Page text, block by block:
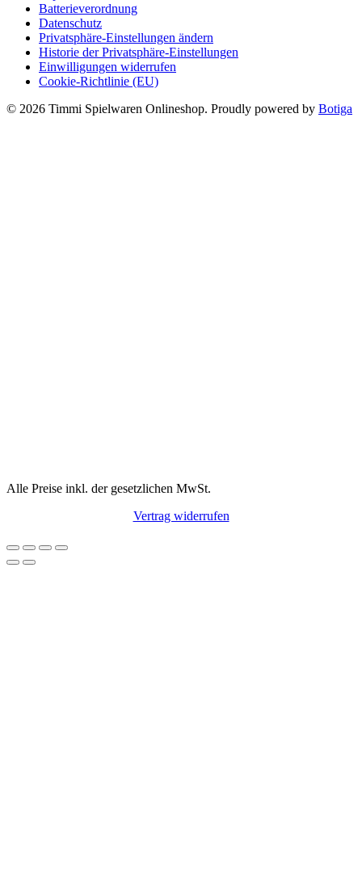
Batterieverordnung
Datenschutz
Privatsphäre-Einstellungen ändern
Historie der Privatsphäre-Einstellungen
Einwilligungen widerrufen
Cookie-Richtlinie (EU)
© 2026 Timmi Spielwaren Onlineshop. Proudly powered by Botiga
Alle Preise inkl. der gesetzlichen MwSt.
Vertrag widerrufen